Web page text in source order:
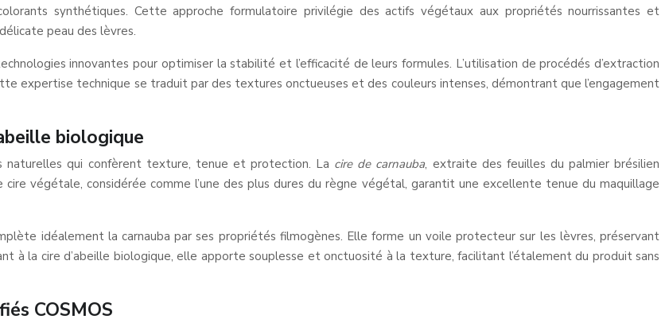
synthétiques. Cette approche formulatoire privilégie des actifs végétaux aux propriétés nourrissantes et
peau des lèvres.
innovantes pour optimiser la stabilité et l’efficacité de leurs formules. L’utilisation de procédés d’extraction
expertise technique se traduit par des textures onctueuses et des couleurs intenses, démontrant que l’engagement
biologique
naturelles qui confèrent texture, tenue et protection. La cire de carnauba, extraite des feuilles du palmier brésilien
végétale, considérée comme l’une des plus dures du règne végétal, garantit une excellente tenue du maquillage
idéalement la carnauba par ses propriétés filmogènes. Elle forme un voile protecteur sur les lèvres, préservant
à la cire d’abeille biologique, elle apporte souplesse et onctuosité à la texture, facilitant l’étalement du produit sans
COSMOS